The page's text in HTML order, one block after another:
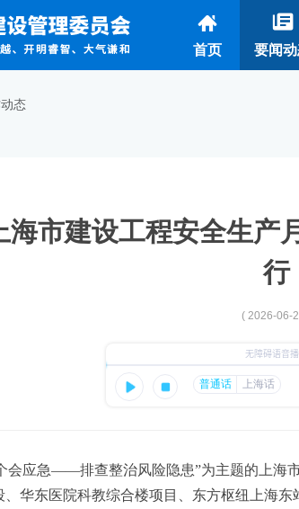
首页 要闻
态
海市建设工程安全生产
行
( 2026-06-
应急——排查整治风险隐患”为主题的上海
华东医院科教综合楼项目、东方枢纽上海